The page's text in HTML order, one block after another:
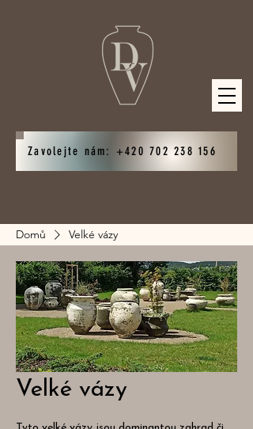
Zavolejte nám: +420 702 238 156
Domů Velké vázy
Velké vázy